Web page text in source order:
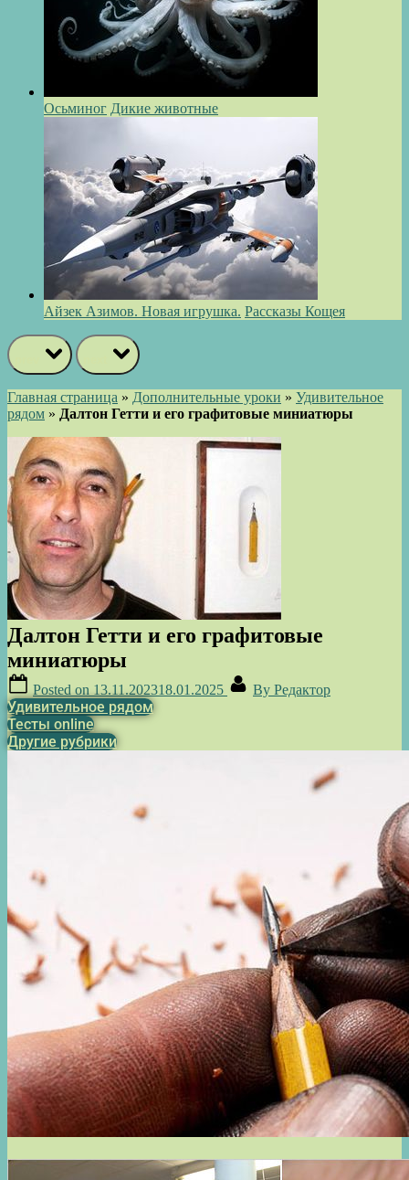
Осьминог Дикие животные
Айзек Азимов. Новая игрушка. Рассказы Кощея
Главная страница » Дополнительные уроки » Удивительное
рядом » Далтон Гетти и его графитовые миниатюры
Далтон Гетти и его графитовые
миниатюры
Posted on 13.11.202318.01.2025 By Редактор
Удивительное рядом
Тесты online
Другие рубрики